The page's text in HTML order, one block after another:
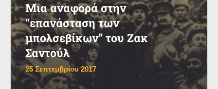
Μια αναφορά στην
“επανάσταση των
μπολσεβίκων” του Ζακ
Σαντούλ
25 Σεπτεμβρίου 2017